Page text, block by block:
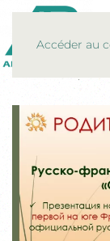
Accéder au